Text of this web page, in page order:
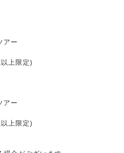
アー
上限定)
アー
上限定)